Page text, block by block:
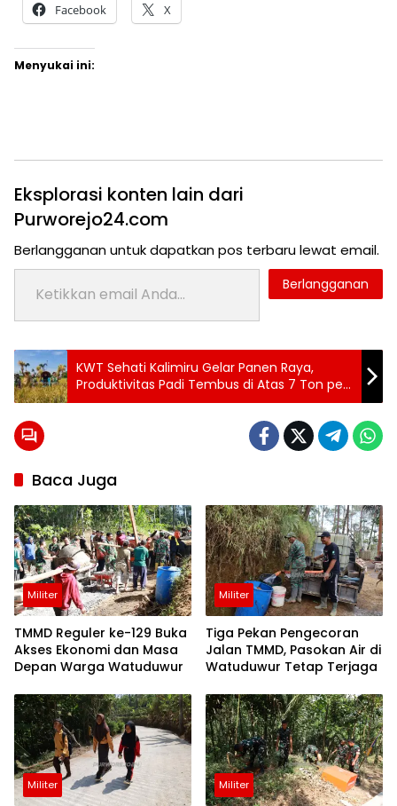
Facebook X
Menyukai ini:
Eksplorasi konten lain dari
Purworejo24.com
Berlangganan untuk dapatkan pos terbaru lewat email.
Ketikkan email Anda...
Berlangganan
Tag:
24 jam
purworejo
berita
24
jam
berita
purworejo
berita
purworejo
hari ini
Berita
Purworejo
Terkini
berita
terkini
purworejo
KWT Sehati Kalimiru Gelar Panen Raya,
Produktivitas Padi Tembus di Atas 7 Ton per
Hektare
Baca Juga
Militer
TMMD Reguler ke-129 Buka
Akses Ekonomi dan Masa
Depan Warga Watuduwur
Militer
Tiga Pekan Pengecoran
Jalan TMMD, Pasokan Air di
Watuduwur Tetap Terjaga
Militer Militer